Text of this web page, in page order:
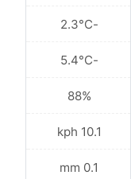
-2.3°C
-5.4°C
88%
10.1 kph
0.1 mm